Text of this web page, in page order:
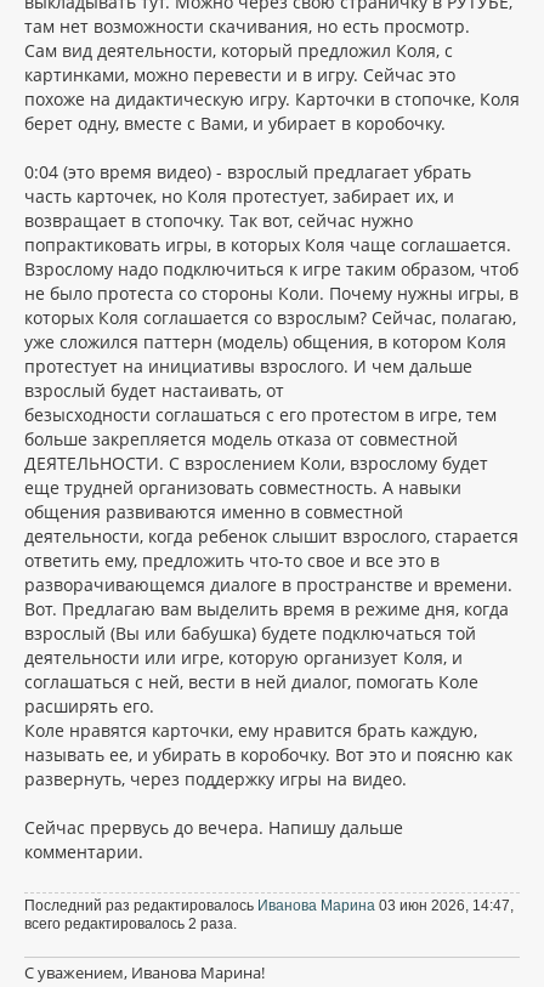
там нет возможности скачивания, но есть просмотр.
Сам вид деятельности, который предложил Коля, с
картинками, можно перевести и в игру. Сейчас это
похоже на дидактическую игру. Карточки в стопочке, Коля
берет одну, вместе с Вами, и убирает в коробочку.
0:04 (это время видео) - взрослый предлагает убрать
часть карточек, но Коля протестует, забирает их, и
возвращает в стопочку. Так вот, сейчас нужно
попрактиковать игры, в которых Коля чаще соглашается.
Взрослому надо подключиться к игре таким образом, чтоб
не было протеста со стороны Коли. Почему нужны игры, в
которых Коля соглашается со взрослым? Сейчас, полагаю,
уже сложился паттерн (модель) общения, в котором Коля
протестует на инициативы взрослого. И чем дальше
взрослый будет настаивать, от
безысходности соглашаться с его протестом в игре, тем
больше закрепляется модель отказа от совместной
ДЕЯТЕЛЬНОСТИ. С взрослением Коли, взрослому будет
еще трудней организовать совместность. А навыки
общения развиваются именно в совместной
деятельности, когда ребенок слышит взрослого, старается
ответить ему, предложить что-то свое и все это в
разворачивающемся диалоге в пространстве и времени.
Вот. Предлагаю вам выделить время в режиме дня, когда
взрослый (Вы или бабушка) будете подключаться той
деятельности или игре, которую организует Коля, и
соглашаться с ней, вести в ней диалог, помогать Коле
расширять его.
Коле нравятся карточки, ему нравится брать каждую,
называть ее, и убирать в коробочку. Вот это и поясню как
развернуть, через поддержку игры на видео.
Сейчас прервусь до вечера. Напишу дальше
комментарии.
Последний раз редактировалось Иванова Марина 03 июн 2026, 14:47,
всего редактировалось 2 раза.
С уважением, Иванова Марина!